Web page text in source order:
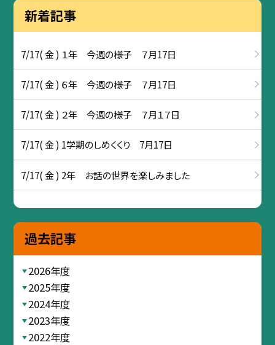
新着記事
7/17( 金 ) １年 今週の様子 ７月17日
7/17( 金 ) ６年 今週の様子 ７月17日
7/17( 金 ) ２年 今週の様子 ７月１７日
7/17( 金 ) 1学期のしめくくり 7月17日
7/17( 金 ) 2年 お話の世界を楽しみました
過去記事
2026年度
2025年度
2024年度
2023年度
2022年度